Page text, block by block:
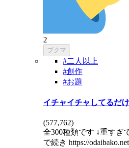
2
ブクマ
#二人以上
#創作
#お題
イチャイチャしてるだけ
(577,762)
全300種類です ↓重すぎ
で続き https://